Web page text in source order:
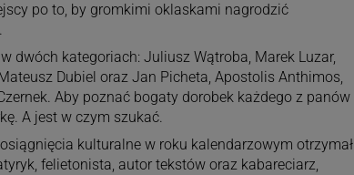
po to, by gromkimi oklaskami nagrodzić
dwóch kategoriach: Juliusz Wątroba, Marek Luzar,
Dubiel oraz Jan Picheta, Apostolis Anthimos,
Aby poznać bogaty dorobek każdego z panów
A jest w czym szukać.
kulturalne w roku kalendarzowym otrzymał
felietonista, autor tekstów oraz kabareciarz,